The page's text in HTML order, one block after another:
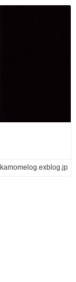
kamomelog.exblog.jp